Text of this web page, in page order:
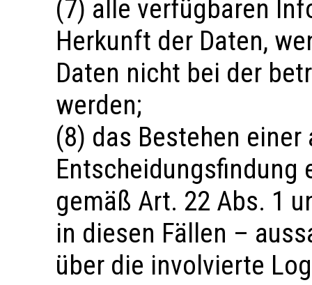
(7) alle verfügbaren
Herkunft der Daten,
Daten nicht bei der
werden;
(8) das Bestehen
gemäß Art. 22 Abs. 1
in diesen Fällen –
über die involvierte